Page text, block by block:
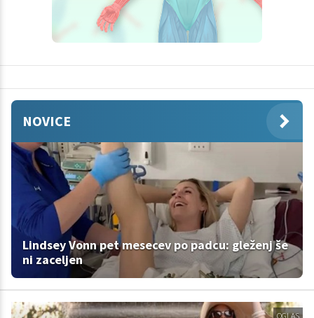
NOVICE
Lindsey Vonn pet mesecev po padcu: gleženj še
ni zaceljen
OGLAS